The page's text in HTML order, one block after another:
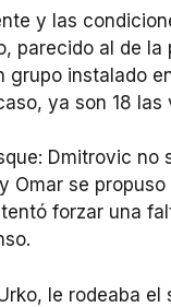
y las
parecido al de
grupo instalado
ya son 18
Dmitrovic
Omar se
forzar una
le rodeaba